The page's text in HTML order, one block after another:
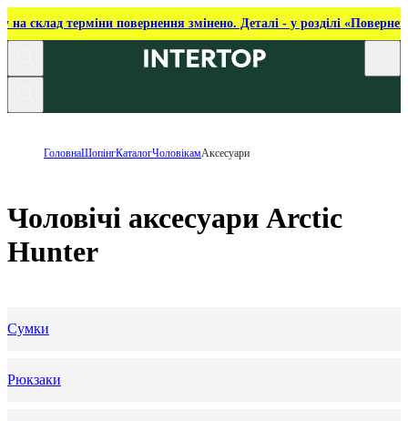
на склад терміни повернення змінено. Деталі - у розділі
ГоловнаШопінгКаталогЧоловікамАксесуари
Чоловічі аксесуари Arctic
Hunter
Сумки
Рюкзаки